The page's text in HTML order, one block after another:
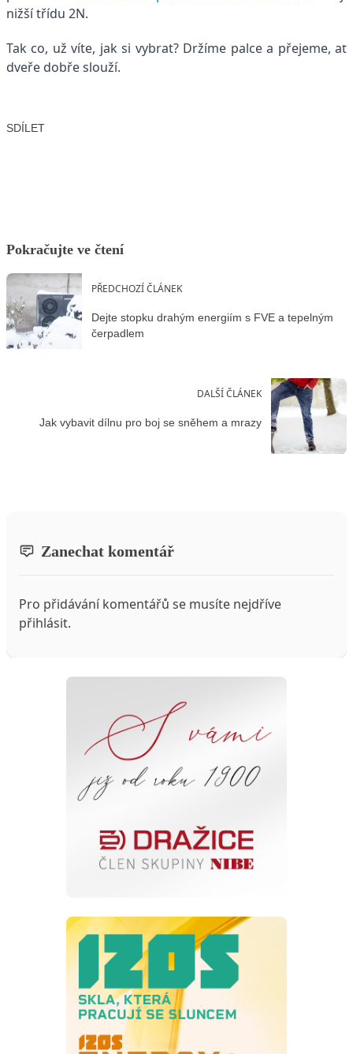
nižší třídu 2N.
Tak co, už víte, jak si vybrat? Držíme palce a přejeme, ať
dveře dobře slouží.
SDÍLET
Pokračujte ve čtení
PŘEDCHOZÍ ČLÁNEK
Dejte stopku drahým energiím s FVE a tepelným
čerpadlem
DALŠÍ ČLÁNEK
Jak vybavit dílnu pro boj se sněhem a mrazy
Zanechat komentář
Pro přidávání komentářů se musíte nejdříve
přihlásit.